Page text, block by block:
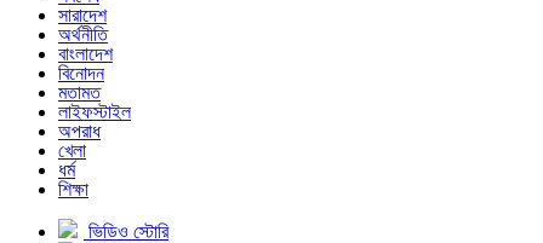
সারাদেশ
অর্থনীতি
বাংলাদেশ
বিনোদন
মতামত
লাইফস্টাইল
অপরাধ
খেলা
ধর্ম
শিক্ষা
ভিডিও স্টোরি